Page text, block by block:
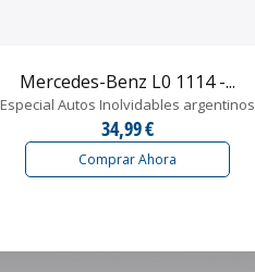
Mercedes-Benz L0 1114 -...
Especial Autos Inolvidables argentinos
34,99 €
Comprar Ahora